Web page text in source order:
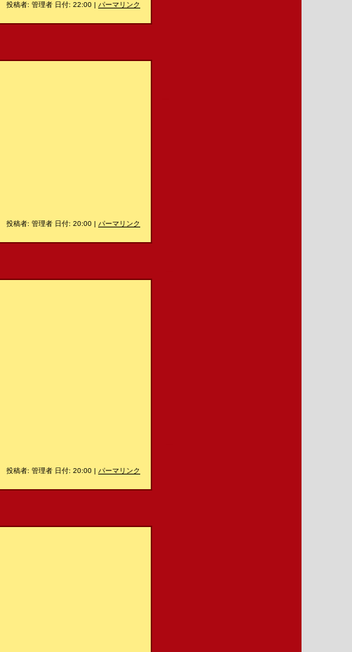
投稿者: 管理者 日付: 22:00 | パーマリンク
投稿者: 管理者 日付: 20:00 | パーマリンク
投稿者: 管理者 日付: 20:00 | パーマリンク